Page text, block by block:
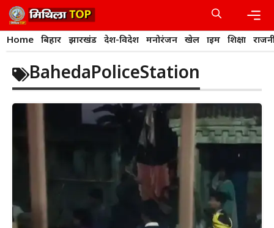
Skip
to
content
Home बिहार झारखंड देश-विदेश मनोरंजन खेल क्राइम शिक्षा
BahedaPoliceStation